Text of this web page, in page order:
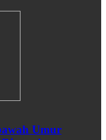
Umur